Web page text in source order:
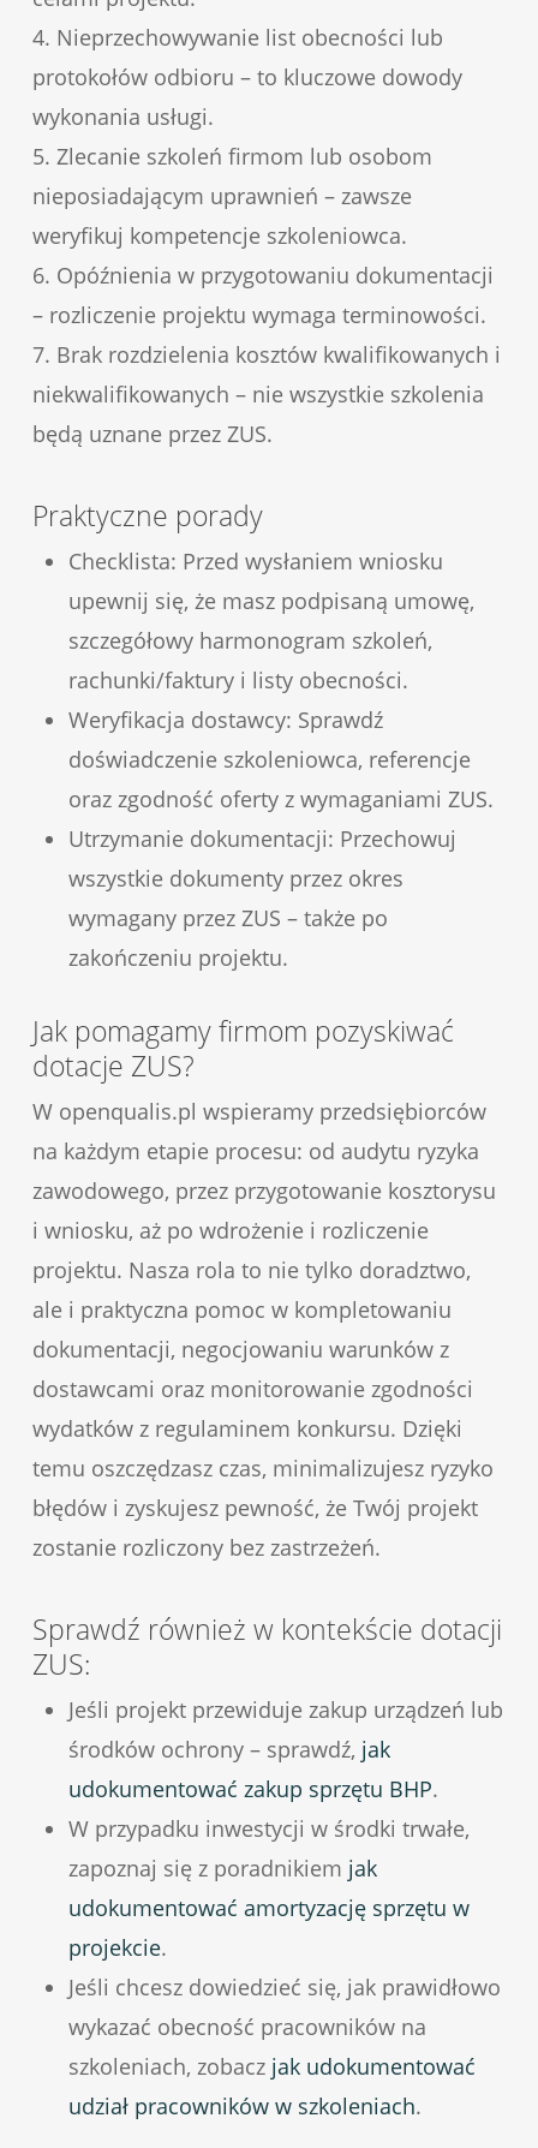
4. Nieprzechowywanie list obecności lub
protokołów odbioru – to kluczowe dowody
wykonania usługi.
5. Zlecanie szkoleń firmom lub osobom
nieposiadającym uprawnień – zawsze
weryfikuj kompetencje szkoleniowca.
6. Opóźnienia w przygotowaniu dokumentacji
– rozliczenie projektu wymaga terminowości.
7. Brak rozdzielenia kosztów kwalifikowanych i
niekwalifikowanych – nie wszystkie szkolenia
będą uznane przez ZUS.
Praktyczne porady
Checklista: Przed wysłaniem wniosku
upewnij się, że masz podpisaną umowę,
szczegółowy harmonogram szkoleń,
rachunki/faktury i listy obecności.
Weryfikacja dostawcy: Sprawdź
doświadczenie szkoleniowca, referencje
oraz zgodność oferty z wymaganiami ZUS.
Utrzymanie dokumentacji: Przechowuj
wszystkie dokumenty przez okres
wymagany przez ZUS – także po
zakończeniu projektu.
Jak pomagamy firmom pozyskiwać
dotacje ZUS?
W openqualis.pl wspieramy przedsiębiorców
na każdym etapie procesu: od audytu ryzyka
zawodowego, przez przygotowanie kosztorysu
i wniosku, aż po wdrożenie i rozliczenie
projektu. Nasza rola to nie tylko doradztwo,
ale i praktyczna pomoc w kompletowaniu
dokumentacji, negocjowaniu warunków z
dostawcami oraz monitorowanie zgodności
wydatków z regulaminem konkursu. Dzięki
temu oszczędzasz czas, minimalizujesz ryzyko
błędów i zyskujesz pewność, że Twój projekt
zostanie rozliczony bez zastrzeżeń.
Sprawdź również w kontekście dotacji
ZUS:
Jeśli projekt przewiduje zakup urządzeń lub
środków ochrony – sprawdź, jak
udokumentować zakup sprzętu BHP.
W przypadku inwestycji w środki trwałe,
zapoznaj się z poradnikiem jak
udokumentować amortyzację sprzętu w
projekcie.
Jeśli chcesz dowiedzieć się, jak prawidłowo
wykazać obecność pracowników na
szkoleniach, zobacz jak udokumentować
udział pracowników w szkoleniach.